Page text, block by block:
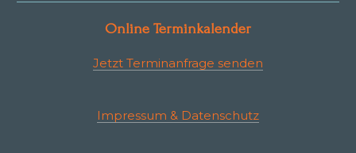
Online Terminkalender
Jetzt Terminanfrage senden
Impressum & Datenschutz